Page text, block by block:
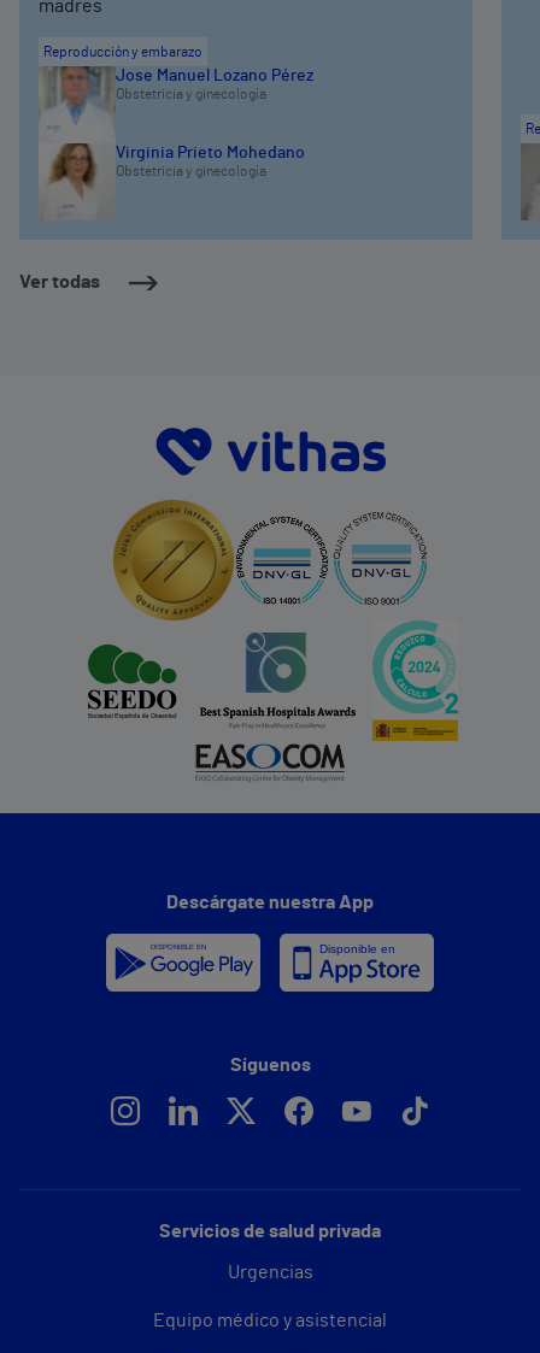
Ver todas
madres
Reproducción y embarazo
Jose Manuel Lozano Pérez
Obstetricia y ginecología
Virginia Prieto Mohedano
Obstetricia y ginecología
Servicios de salud privada
Urgencias
Equipo médico y asistencial
Descárgate nuestra App
Síguenos